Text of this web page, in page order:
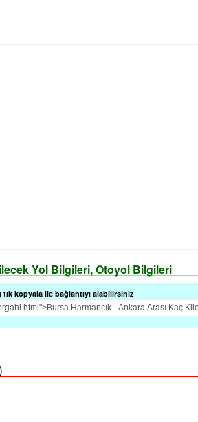
Yol Bilgileri, Otoyol Bilgileri
kopyala ile bağlantıyı alabilirsiniz